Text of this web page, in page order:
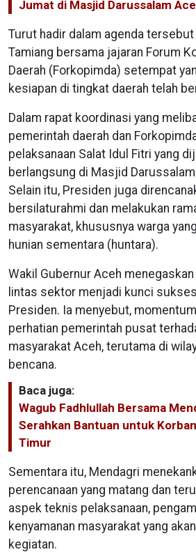
Jumat di Masjid Darussalam
Turut hadir dalam agenda
Tamiang bersama jajaran Forum
Daerah (Forkopimda) setempat
kesiapan di tingkat daerah telah
Dalam rapat koordinasi yang
pemerintah daerah dan
pelaksanaan Salat Idul Fitri yang
berlangsung di Masjid
Selain itu, Presiden juga
bersilaturahmi dan melakukan
masyarakat, khususnya warga
hunian sementara (huntara).
Wakil Gubernur Aceh
lintas sektor menjadi kunci
Presiden. Ia menyebut,
perhatian pemerintah pusat
masyarakat Aceh, terutama di
bencana.
Baca juga:
‎Wagub Fadhlullah Bersama
Serahkan Bantuan untuk
Timur
Sementara itu, Mendagri
perencanaan yang matang dan
aspek teknis pelaksanaan,
kenyamanan masyarakat yang
kegiatan.